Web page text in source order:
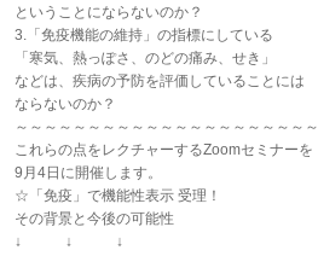
ということにならないのか？
3.「免疫機能の維持」の指標にしている
「寒気、熱っぽさ、のどの痛み、せき」
などは、疾病の予防を評価していることには
ならないのか？
～～～～～～～～～～～～～～～～～～～～～
これらの点をレクチャーするZoomセミナーを
9月4日に開催します。
☆「免疫」で機能性表示 受理！
その背景と今後の可能性
↓ ↓ ↓